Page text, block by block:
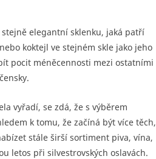
elegantní sklenku, jaká patří
koktejl ve stejném skle jako jeho
pocit méněcennosti mezi ostatními
vyřadí, se zdá, že s výběrem
k tomu, že začíná být více těch,
stále širší sortiment piva, vína,
letos při silvestrovských oslavách.